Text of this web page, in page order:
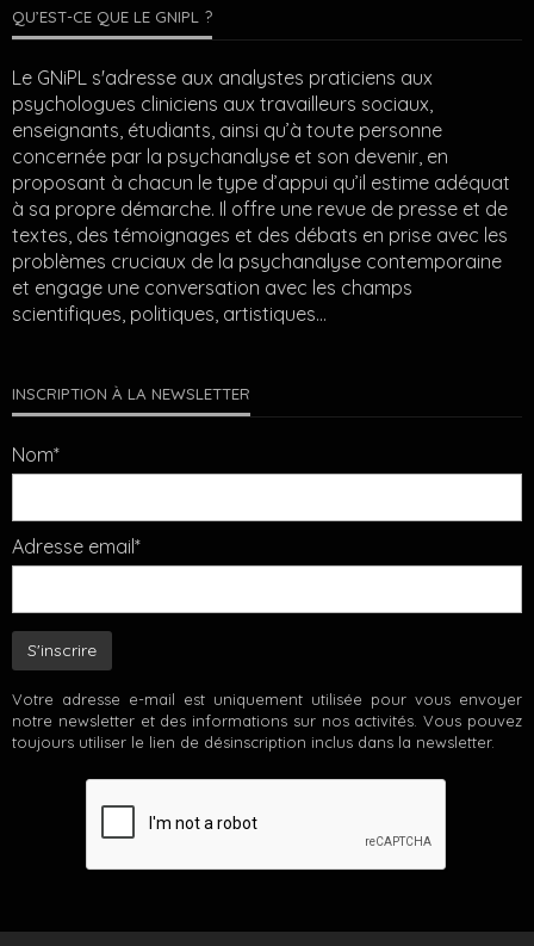
QU’EST-CE QUE LE GNIPL ?
Le GNiPL s'adresse aux analystes praticiens aux
psychologues cliniciens aux travailleurs sociaux,
enseignants, étudiants, ainsi qu’à toute personne
concernée par la psychanalyse et son devenir, en
proposant à chacun le type d’appui qu’il estime adéquat
à sa propre démarche. Il offre une revue de presse et de
textes, des témoignages et des débats en prise avec les
problèmes cruciaux de la psychanalyse contemporaine
et engage une conversation avec les champs
scientifiques, politiques, artistiques…
INSCRIPTION À LA NEWSLETTER
Nom*
Adresse email*
Votre adresse e-mail est uniquement utilisée pour vous envoyer
notre newsletter et des informations sur nos activités. Vous pouvez
toujours utiliser le lien de désinscription inclus dans la newsletter.